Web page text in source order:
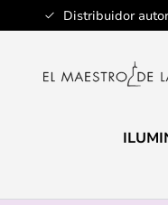
Distribuidor
Ir
al